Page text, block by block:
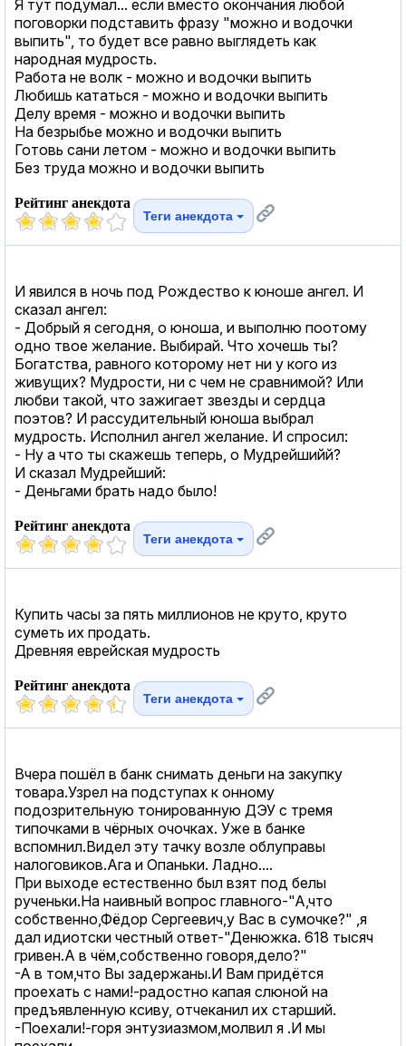
Я тут подумал... если вместо окончания любой
поговорки подставить фразу "можно и водочки
выпить", то будет все равно выглядеть как
народная мудрость.
Работа не волк - можно и водочки выпить
Любишь кататься - можно и водочки выпить
Делу время - можно и водочки выпить
На безрыбье можно и водочки выпить
Готовь сани летом - можно и водочки выпить
Без труда можно и водочки выпить
Рейтинг анекдота
Теги анекдота
И явился в ночь под Рождество к юноше ангел. И
сказал ангел:
- Добрый я сегодня, о юноша, и выполню поотому
одно твое желание. Выбирай. Что хочешь ты?
Богатства, равного которому нет ни у кого из
живущих? Мудрости, ни с чем не сравнимой? Или
любви такой, что зажигает звезды и сердца
поэтов? И рассудительный юноша выбрал
мудрость. Исполнил ангел желание. И спросил:
- Ну а что ты скажешь теперь, о Мудрейшийй?
И сказал Мудрейший:
- Деньгами брать надо было!
Рейтинг анекдота
Теги анекдота
Купить часы за пять миллионов не круто, круто
суметь их продать.
Древняя еврейская мудрость
Рейтинг анекдота
Теги анекдота
Вчера пошёл в банк снимать деньги на закупку
товара.Узрел на подступах к онному
подозрительную тонированную ДЭУ с тремя
типочками в чёрных очочках. Уже в банке
вспомнил.Видел эту тачку возле облуправы
налоговиков.Ага и Опаньки. Ладно....
При выходе естественно был взят под белы
рученьки.На наивный вопрос главного-"А,что
собственно,Фёдор Сергеевич,у Вас в сумочке?" ,я
дал идиотски честный ответ-"Денюжка. 618 тысяч
гривен.А в чём,собственно говоря,дело?"
-А в том,что Вы задержаны.И Вам придётся
проехать с нами!-радостно капая слюной на
предъявленную ксиву, отчеканил их старший.
-Поехали!-горя энтузиазмом,молвил я .И мы